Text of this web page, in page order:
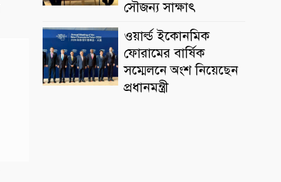
সৌজন্য সাক্ষাৎ
ওয়ার্ল্ড ইকোনমিক
ফোরামের বার্ষিক
সম্মেলনে অংশ নিয়েছেন
প্রধানমন্ত্রী